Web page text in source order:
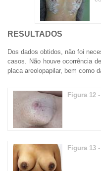
RESULTADOS
Dos dados obtidos, não foi
casos. Não houve ocorrência
placa areolopapilar, bem como
Figura 12 -
Figura 13 -